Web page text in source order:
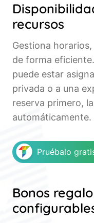
recursos
Gestiona
de forma
puede estar
privada o a una
reserva primero,
automáticamente.
Pruébalo
Bonos